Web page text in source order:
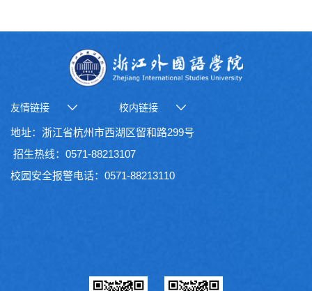
友情链接 校内链接
地址：浙江省杭州市西湖区留和路299号
招生热线：0571-88213107
校园安全报警电话：0571-88213110